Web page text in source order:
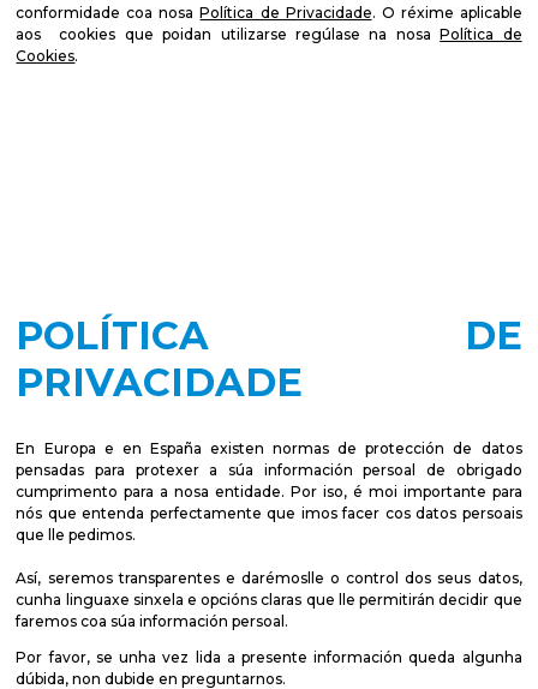
conformidade coa nosaPolítica de Privacidade. O réxime aplicable
aos cookies que poidan utilizarse regúlase na nosaPolítica de
Cookies.
POLÍTICA DE
PRIVACIDADE
En Europa e en España existen normas de protección de datos
pensadas para protexer a súa información persoal de obrigado
cumprimento para a nosa entidade. Por iso, é moi importante para
nós que entenda perfectamente que imos facer cos datos persoais
que lle pedimos.
Así, seremos transparentes e darémoslle o control dos seus datos,
cunha linguaxe sinxela e opcións claras que lle permitirán decidir que
faremos coa súa información persoal.
Por favor, se unha vez lida a presente información queda algunha
dúbida, non dubide en preguntarnos.